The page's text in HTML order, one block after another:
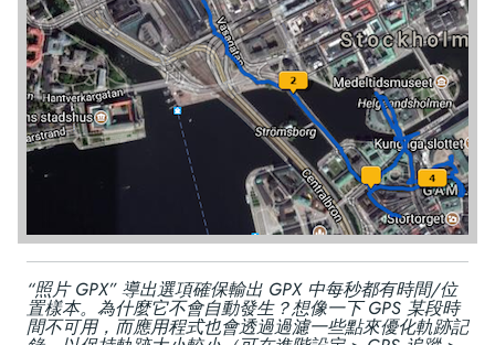
“照片 GPX” 導出選項確保輸出 GPX 中每秒都有時間/位
置樣本。為什麼它不會自動發生？想像一下 GPS 某段時
間不可用，而應用程式也會透過過濾一些點來優化軌跡記